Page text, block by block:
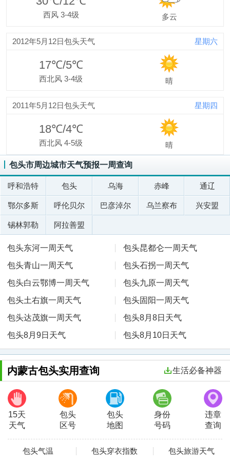
西风 3-4级 多云
2012年5月12日包头天气 星期六
17℃/5℃
西北风 3-4级 晴
2011年5月12日包头天气 星期四
18℃/4℃
西北风 4-5级 晴
包头市周边城市天气预报一周查询
呼和浩特 包头 乌海 赤峰 通辽
鄂尔多斯 呼伦贝尔 巴彦淖尔 乌兰察布 兴安盟
锡林郭勒 阿拉善盟
包头东河一周天气
包头昆都仑一周天气
包头青山一周天气
包头石拐一周天气
包头白云鄂博一周天气
包头九原一周天气
包头土右旗一周天气
包头固阳一周天气
包头达茂旗一周天气
包头8月8日天气
包头8月9日天气
包头8月10日天气
内蒙古包头实用查询 生活必备神器
15天
天气
包头
区号
包头
地图
身份
号码
违章
查询
包头气温 包头穿衣指数 包头旅游天气